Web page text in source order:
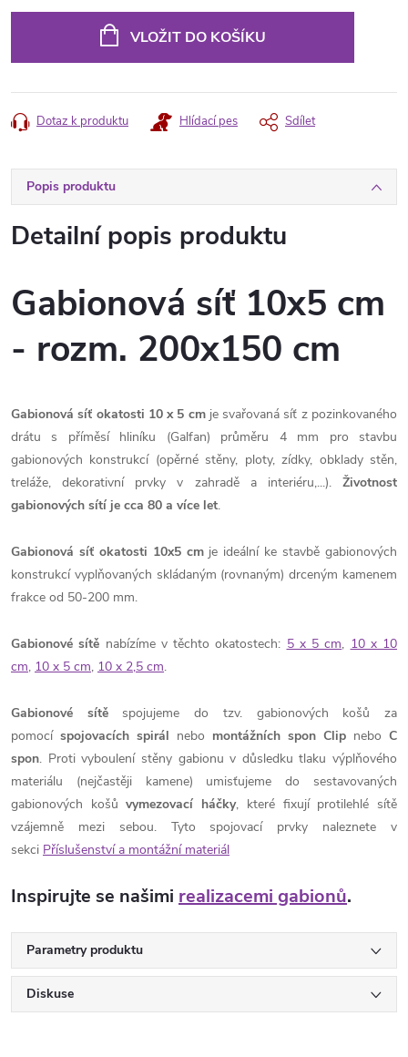
VLOŽIT DO KOŠÍKU
Dotaz k produktu Hlídací pes Sdílet
Popis produktu
Detailní popis produktu
Gabionová síť 10x5 cm
- rozm. 200x150 cm
Gabionová síť okatosti 10 x 5 cmje svařovaná síť z pozinkovaného
drátu s příměsí hliníku (Galfan) průměru 4 mm pro stavbu
gabionových konstrukcí (opěrné stěny, ploty, zídky, obklady stěn,
treláže, dekorativní prvky v zahradě a interiéru,...). Životnost
gabionových sítí je cca 80 a více let.
Gabionová síť okatosti 10x5 cmje ideální ke stavbě gabionových
konstrukcí vyplňovaných skládaným (rovnaným) drceným kamenem
frakce od 50-200 mm.
Gabionové sítě nabízíme v těchto okatostech: 5 x 5 cm, 10 x 10
cm, 10 x 5 cm, 10 x 2,5 cm.
Gabionové sítěspojujeme do tzv. gabionových košů za
pomocí spojovacích spirál nebo montážních spon Clip nebo C
spon. Proti vyboulení stěny gabionu v důsledku tlaku výplňového
materiálu (nejčastěji kamene) umisťujeme do sestavovaných
gabionových košůvymezovací háčky, které fixují protilehlé sítě
vzájemně mezi sebou. Tyto spojovací prvky naleznete v
sekci Příslušenství a montážní materiál
Inspirujte se našimi realizacemi gabionů.
Parametry produktu
Diskuse